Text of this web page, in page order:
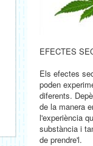
EFECTES
Els efectes
poden
diferents.
de la manera
l'experiència
substància i
de prendre'l.